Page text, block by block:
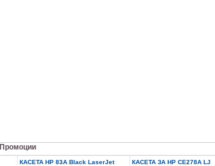
Промоции
КАСЕТА HP 83A Black LaserJet
КАСЕТА ЗА HP CE278A LJ